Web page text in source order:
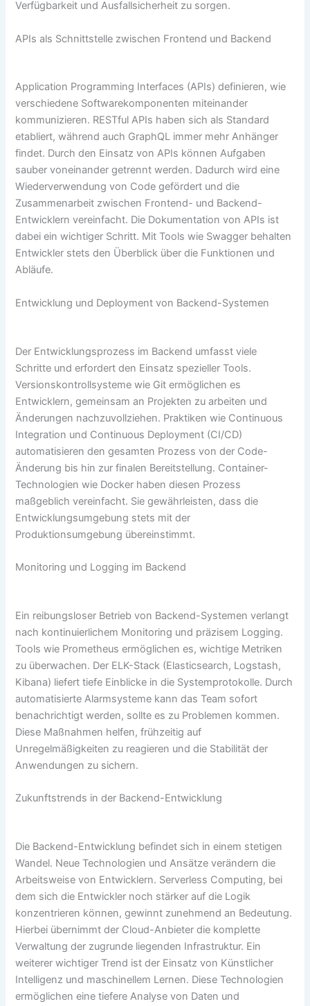
Verfügbarkeit und Ausfallsicherheit zu sorgen.
APIs als Schnittstelle zwischen Frontend und Backend
Application Programming Interfaces (APIs) definieren, wie
verschiedene Softwarekomponenten miteinander
kommunizieren. RESTful APIs haben sich als Standard
etabliert, während auch GraphQL immer mehr Anhänger
findet. Durch den Einsatz von APIs können Aufgaben
sauber voneinander getrennt werden. Dadurch wird eine
Wiederverwendung von Code gefördert und die
Zusammenarbeit zwischen Frontend- und Backend-
Entwicklern vereinfacht. Die Dokumentation von APIs ist
dabei ein wichtiger Schritt. Mit Tools wie Swagger behalten
Entwickler stets den Überblick über die Funktionen und
Abläufe.
Entwicklung und Deployment von Backend-Systemen
Der Entwicklungsprozess im Backend umfasst viele
Schritte und erfordert den Einsatz spezieller Tools.
Versionskontrollsysteme wie Git ermöglichen es
Entwicklern, gemeinsam an Projekten zu arbeiten und
Änderungen nachzuvollziehen. Praktiken wie Continuous
Integration und Continuous Deployment (CI/CD)
automatisieren den gesamten Prozess von der Code-
Änderung bis hin zur finalen Bereitstellung. Container-
Technologien wie Docker haben diesen Prozess
maßgeblich vereinfacht. Sie gewährleisten, dass die
Entwicklungsumgebung stets mit der
Produktionsumgebung übereinstimmt.
Monitoring und Logging im Backend
Ein reibungsloser Betrieb von Backend-Systemen verlangt
nach kontinuierlichem Monitoring und präzisem Logging.
Tools wie Prometheus ermöglichen es, wichtige Metriken
zu überwachen. Der ELK-Stack (Elasticsearch, Logstash,
Kibana) liefert tiefe Einblicke in die Systemprotokolle. Durch
automatisierte Alarmsysteme kann das Team sofort
benachrichtigt werden, sollte es zu Problemen kommen.
Diese Maßnahmen helfen, frühzeitig auf
Unregelmäßigkeiten zu reagieren und die Stabilität der
Anwendungen zu sichern.
Zukunftstrends in der Backend-Entwicklung
Die Backend-Entwicklung befindet sich in einem stetigen
Wandel. Neue Technologien und Ansätze verändern die
Arbeitsweise von Entwicklern. Serverless Computing, bei
dem sich die Entwickler noch stärker auf die Logik
konzentrieren können, gewinnt zunehmend an Bedeutung.
Hierbei übernimmt der Cloud-Anbieter die komplette
Verwaltung der zugrunde liegenden Infrastruktur. Ein
weiterer wichtiger Trend ist der Einsatz von Künstlicher
Intelligenz und maschinellem Lernen. Diese Technologien
ermöglichen eine tiefere Analyse von Daten und